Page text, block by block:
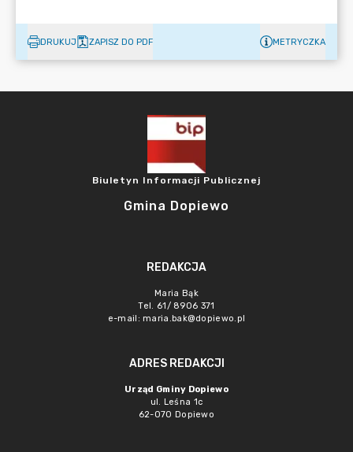
DRUKUJ ZAPISZ DO PDF METRYCZKA
Biuletyn Informacji Publicznej
Gmina Dopiewo
REDAKCJA
Maria Bąk
Tel. 61/ 8906 371
e-mail: maria.bak@dopiewo.pl
ADRES REDAKCJI
Urząd Gminy Dopiewo
ul. Leśna 1c
62-070 Dopiewo